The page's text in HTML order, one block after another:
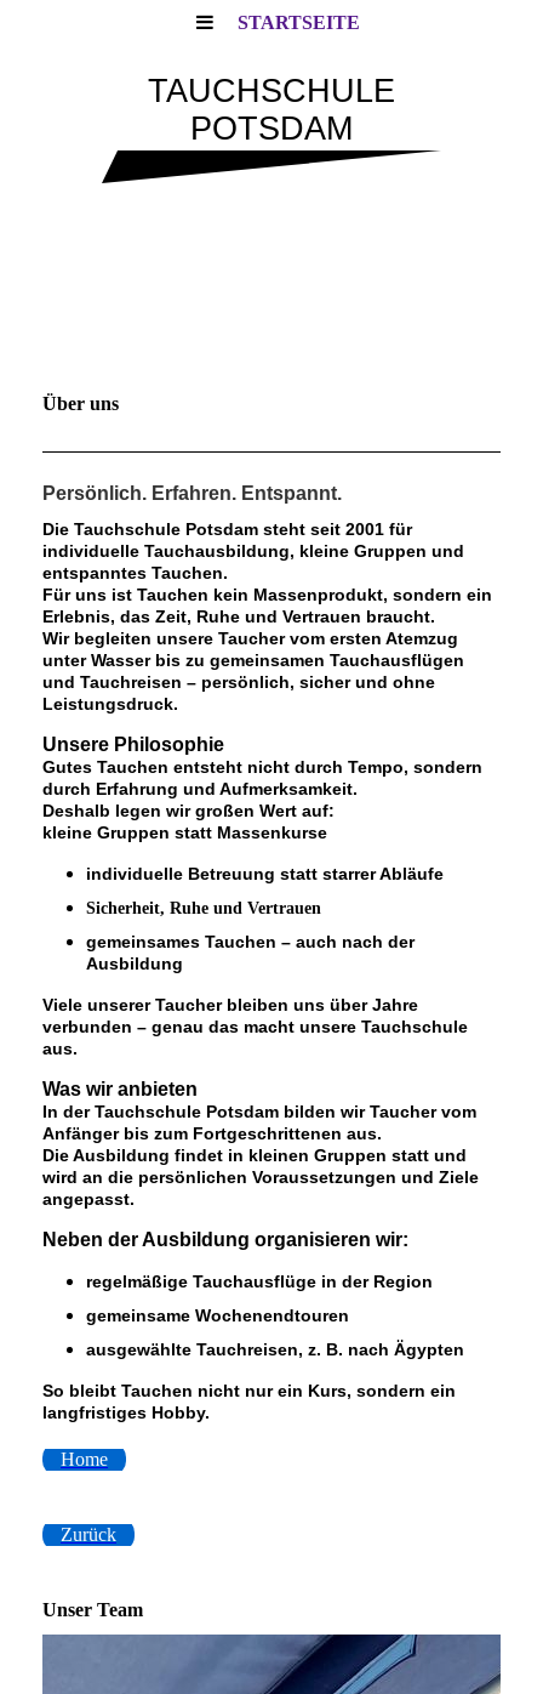
STARTSEITE
TAUCHSCHULE
POTSDAM
Über uns
Persönlich. Erfahren. Entspannt.
Die Tauchschule Potsdam steht seit 2001 für
individuelle Tauchausbildung, kleine Gruppen und
entspanntes Tauchen.
Für uns ist Tauchen kein Massenprodukt, sondern ein
Erlebnis, das Zeit, Ruhe und Vertrauen braucht.
Wir begleiten unsere Taucher vom ersten Atemzug
unter Wasser bis zu gemeinsamen Tauchausflügen
und Tauchreisen – persönlich, sicher und ohne
Leistungsdruck.
Unsere Philosophie
Gutes Tauchen entsteht nicht durch Tempo, sondern
durch Erfahrung und Aufmerksamkeit.
Deshalb legen wir großen Wert auf:
kleine Gruppen statt Massenkurse
individuelle Betreuung statt starrer Abläufe
Sicherheit, Ruhe und Vertrauen
gemeinsames Tauchen – auch nach der
Ausbildung
Viele unserer Taucher bleiben uns über Jahre
verbunden – genau das macht unsere Tauchschule
aus.
Was wir anbieten
In der Tauchschule Potsdam bilden wir Taucher vom
Anfänger bis zum Fortgeschrittenen aus.
Die Ausbildung findet in kleinen Gruppen statt und
wird an die persönlichen Voraussetzungen und Ziele
angepasst.
Neben der Ausbildung organisieren wir:
regelmäßige Tauchausflüge in der Region
gemeinsame Wochenendtouren
ausgewählte Tauchreisen, z. B. nach Ägypten
So bleibt Tauchen nicht nur ein Kurs, sondern ein
langfristiges Hobby.
Home
Zurück
Unser Team